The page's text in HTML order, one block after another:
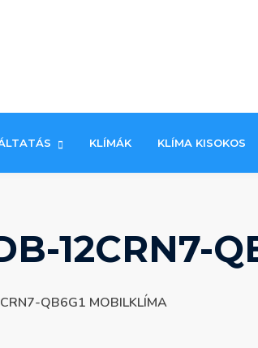
KLÍMÁK KLÍMA KISOKOS
12CRN7-
QB6G1 MOBILKLÍMA